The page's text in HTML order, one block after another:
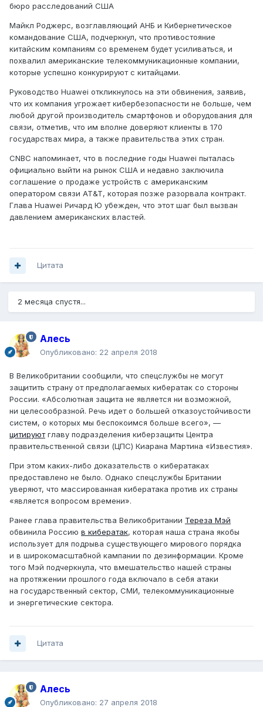
бюро расследований США
Майкл Роджерс, возглавляющий АНБ и Кибернетическое
командование США, подчеркнул, что противостояние
китайским компаниям со временем будет усиливаться, и
похвалил американские телекоммуникационные компании,
которые успешно конкурируют с китайцами.
Руководство Huawei откликнулось на эти обвинения, заявив,
что их компания угрожает кибербезопасности не больше, чем
любой другой производитель смартфонов и оборудования для
связи, отметив, что им вполне доверяют клиенты в 170
государствах мира, а также правительства этих стран.
CNBC напоминает, что в последние годы Huawei пыталась
официально выйти на рынок США и недавно заключила
соглашение о продаже устройств с американским
оператором связи AT&T, которая позже разорвала контракт.
Глава Huawei Ричард Ю убежден, что этот шаг был вызван
давлением американских властей.
Цитата
2 месяца спустя...
Алесь
Опубликовано: 22 апреля 2018
В Великобритании сообщили, что спецслужбы не могут
защитить страну от предполагаемых кибератак со стороны
России. «Абсолютная защита не является ни возможной,
ни целесообразной. Речь идет о большей отказоустойчивости
систем, о которых мы беспокоимся больше всего», —
цитируютглаву подразделения киберзащиты Центра
правительственной связи (ЦПС) Киарана Мартина «Известия».
При этом каких-либо доказательств о кибератаках
предоставлено не было. Однако спецслужбы Британии
уверяют, что массированная кибератака против их страны
«является вопросом времени».
Ранее глава правительства Великобритании Тереза Мэй
обвинила Россию в кибератак, которая наша страна якобы
использует для подрыва существующего мирового порядка
и в широкомасштабной кампании по дезинформации. Кроме
того Мэй подчеркнула, что вмешательство нашей страны
на протяжении прошлого года включало в себя атаки
на государственный сектор, СМИ, телекоммуникационные
и энергетические сектора.
Цитата
Алесь
Опубликовано: 27 апреля 2018